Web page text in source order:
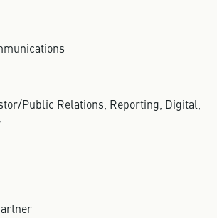
Public Relations, Reporting, Digital,